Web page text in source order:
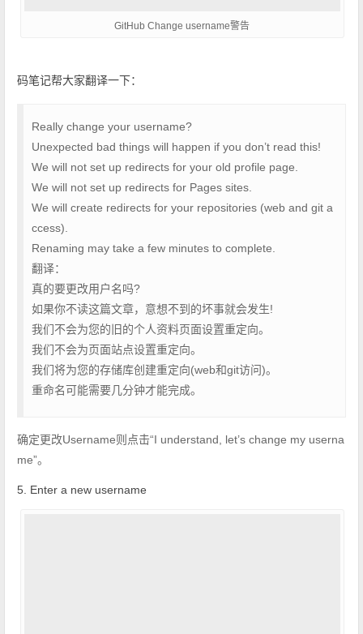
GitHub Change username警告
码笔记帮大家翻译一下：
Really change your username?
Unexpected bad things will happen if you don’t read this!
We will not set up redirects for your old profile page.
We will not set up redirects for Pages sites.
We will create redirects for your repositories (web and git a
ccess).
Renaming may take a few minutes to complete.
翻译：
真的要更改用户名吗?
如果你不读这篇文章，意想不到的坏事就会发生!
我们不会为您的旧的个人资料页面设置重定向。
我们不会为页面站点设置重定向。
我们将为您的存储库创建重定向(web和git访问)。
重命名可能需要几分钟才能完成。
确定更改Username则点击“I understand, let’s change my userna
me”。
5. Enter a new username